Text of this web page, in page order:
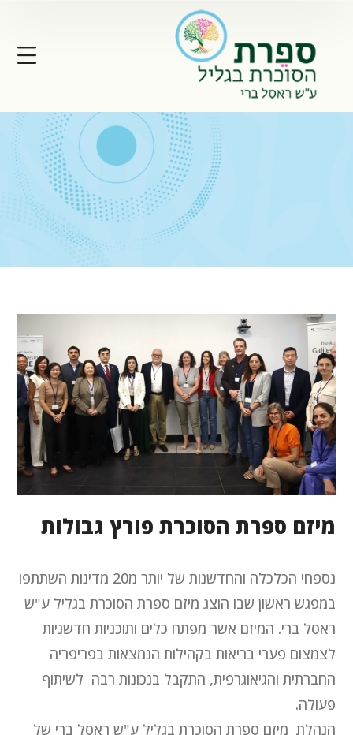
מיזם ספרת הסוכרת פורץ גבולות
נספחי הכלכלה והחדשנות של יותר מ20 מדינות השתתפו
במפגש ראשון שבו הוצג מיזם ספרת הסוכרת בגליל ע"ש
ראסל ברי. המיזם אשר מפתח כלים ותוכניות חדשניות
לצמצום פערי בריאות בקהילות הנמצאות בפריפריה
החברתית והגיאוגרפית, התקבל בנכונות רבה לשיתוף
פעולה.
הנהלת מיזם ספרת הסוכרת בגליל ע"ש ראסל ברי של